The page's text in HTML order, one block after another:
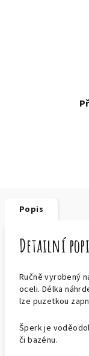
Popis
Detailní
Ručně vyrobený
oceli. Délka
lze puzetkou
Šperk je
či bazénu.